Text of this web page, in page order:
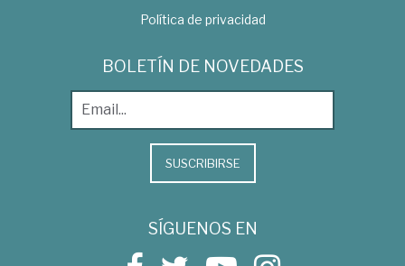
Política de privacidad
BOLETÍN DE NOVEDADES
SUSCRIBIRSE
SÍGUENOS EN